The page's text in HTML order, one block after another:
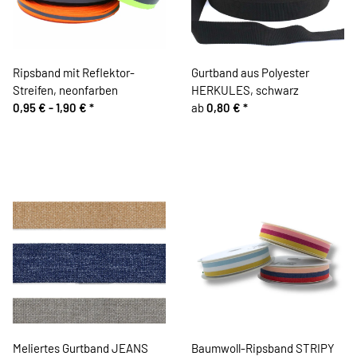
Ripsband mit Reflektor-
Streifen, neonfarben
0,95 € -1,90 € *
Gurtband aus Polyester
HERKULES, schwarz
ab0,80 € *
Meliertes Gurtband JEANS
Baumwoll-Ripsband STRIPY